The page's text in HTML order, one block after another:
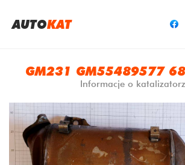
AUTOKAT
GM231 GM55489577
Informacje o